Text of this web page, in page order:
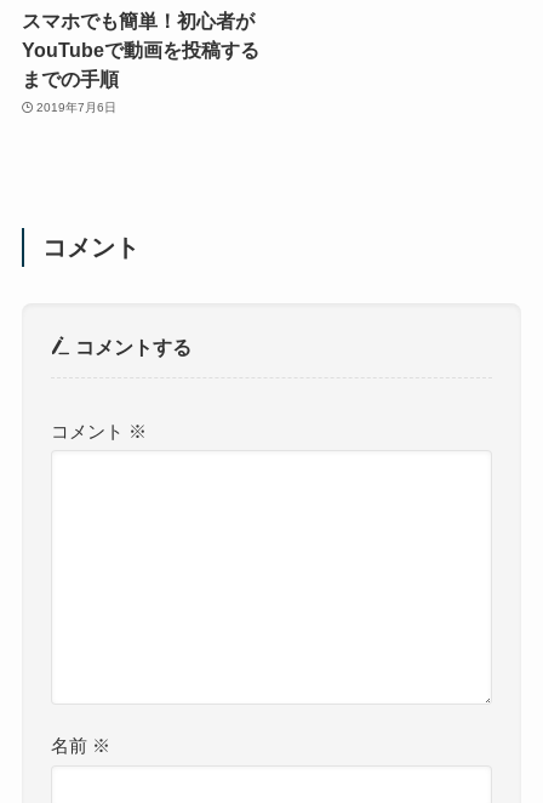
スマホでも簡単！初心者が
YouTubeで動画を投稿する
までの手順
2019年7月6日
コメント
コメントする
コメント ※
名前 ※